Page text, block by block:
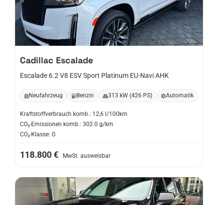
Cadillac Escalade
Escalade 6.2 V8 ESV Sport Platinum EU-Navi AHK
Neufahrzeug Benzin 313 kW (426 PS) Automatik
Kraftstoffverbrauch komb.: 12,6 l/100km
CO₂-Emissionen komb.: 302.0 g/km
CO₂-Klasse: G
118.800 € MwSt. ausweisbar